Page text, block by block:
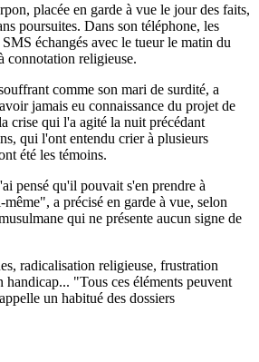
placée en garde à vue le jour des faits,
poursuites. Dans son téléphone, les
échangés avec le tueur le matin du
connotation religieuse.
comme son mari de surdité, a
jamais eu connaissance du projet de
crise qui l'a agité la nuit précédant
qui l'ont entendu crier à plusieurs
été les témoins.
pensé qu'il pouvait s'en prendre à
a précisé en garde à vue, selon
qui ne présente aucun signe de
radicalisation religieuse, frustration
handicap... "Tous ces éléments peuvent
un habitué des dossiers